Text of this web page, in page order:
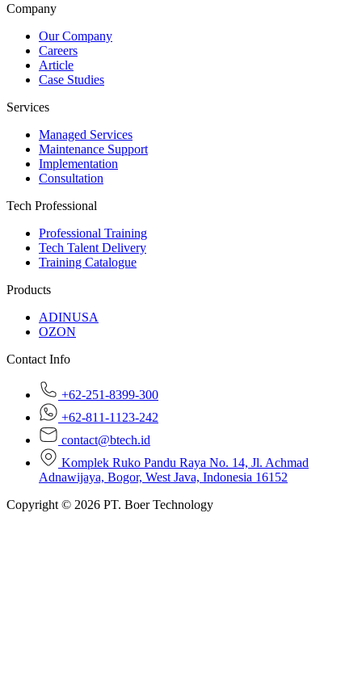
Company
Our Company
Careers
Article
Case Studies
Services
Managed Services
Maintenance Support
Implementation
Consultation
Tech Professional
Professional Training
Tech Talent Delivery
Training Catalogue
Products
ADINUSA
OZON
Contact Info
+62-251-8399-300
+62-811-1123-242
contact@btech.id
Komplek Ruko Pandu Raya No. 14, Jl. Achmad
Adnawijaya, Bogor, West Java, Indonesia 16152
Copyright © 2026 PT. Boer Technology